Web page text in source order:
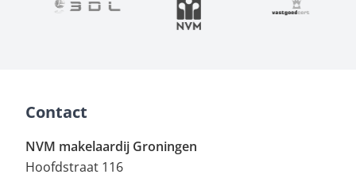
Contact
NVM makelaardij Groningen
Hoofdstraat 116